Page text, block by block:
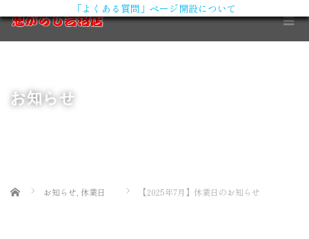
「よくある質問」ページ開設について
お知らせ
Home お知らせ 休業日 【2025年7月】休業日のお知らせ